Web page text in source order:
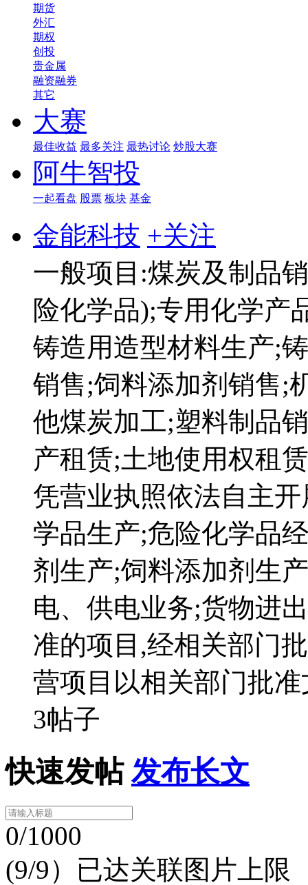
期货
外汇
期权
创投
贵金属
融资融券
其它
大赛
最佳收益 最多关注 最热讨论 炒股大赛
阿牛智投
一起看盘 股票 板块 基金
金能科技 +关注
一般项目:煤炭及制品
险化学品);专用化学产
铸造用造型材料生产;
销售;饲料添加剂销售;
他煤炭加工;塑料制品
产租赁;土地使用权租
凭营业执照依法自主
学品生产;危险化学品
剂生产;饲料添加剂生
电、供电业务;货物进
准的项目,经相关部门
营项目以相关部门批
3帖子
快速发帖 发布长文
0/1000
(9/9）已达关联图片上限